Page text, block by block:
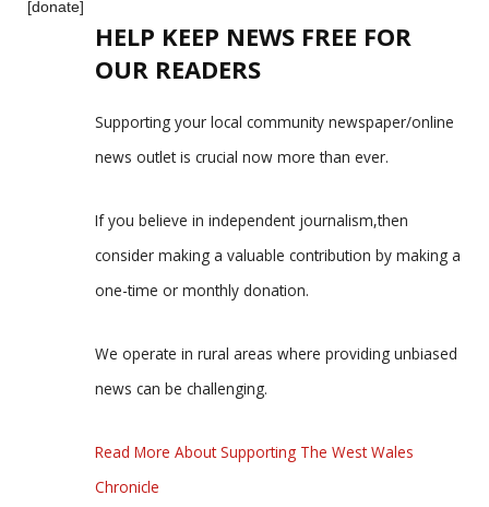
[donate]
HELP KEEP NEWS FREE FOR
OUR READERS
Supporting your local community newspaper/online
news outlet is crucial now more than ever.
If you believe in independent journalism,then
consider making a valuable contribution by making a
one-time or monthly donation.
We operate in rural areas where providing unbiased
news can be challenging.
Read More About Supporting The West Wales
Chronicle